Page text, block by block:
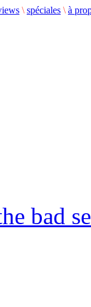
\ spéciales \ à
bad